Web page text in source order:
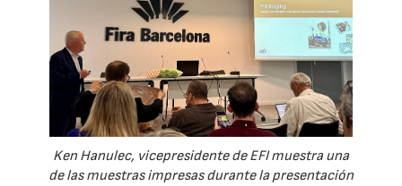
Ken Hanulec, vicepresidente de EFI muestra una
de las muestras impresas durante la presentación